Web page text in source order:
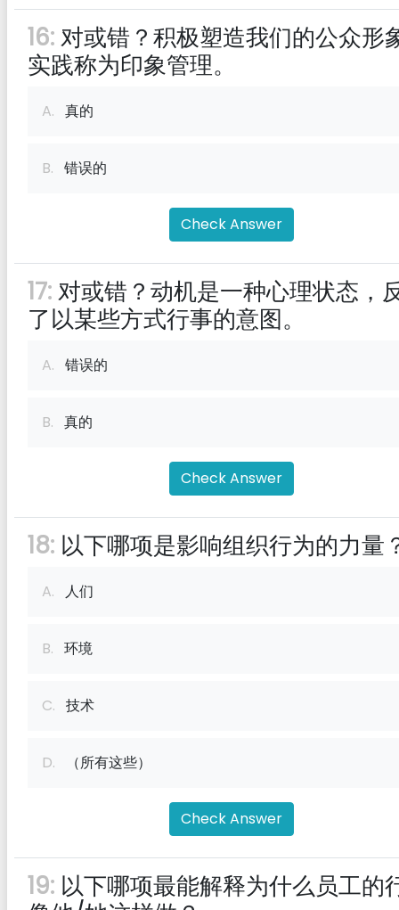
16:对或错？积极塑造我们的公众形
实践称为印象管理。
A. 真的
B. 错误的
Check Answer
17:对或错？动机是一种心理状态，
了以某些方式行事的意图。
A. 错误的
B. 真的
Check Answer
18: 以下哪项是影响组织行为的力量
A. 人们
B. 环境
C. 技术
D. （所有这些）
Check Answer
19: 以下哪项最能解释为什么员工的